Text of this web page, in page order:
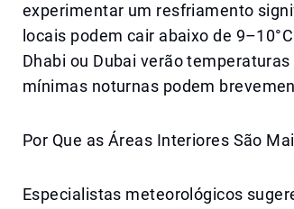
experimentar um resfriamento
locais podem cair abaixo de
Dhabi ou Dubai verão
mínimas noturnas podem
Por Que as Áreas Interiores São
Especialistas meteorológicos